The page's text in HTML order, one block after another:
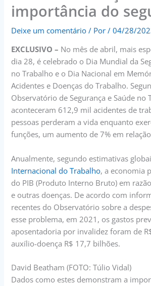
importância do
Deixe um comentário / Por/04/28/
EXCLUSIVO – No mês de abril, mais
dia 28, é celebrado o Dia Mundial da
no Trabalho e o Dia Nacional em
Acidentes e Doenças do Trabalho.
Observatório de Segurança e Saúde no
aconteceram 612,9 mil acidentes de
pessoas perderam a vida enquanto
funções, um aumento de 7% em
Anualmente, segundo estimativas
Internacional do Trabalho, a economia
do PIB (Produto Interno Bruto) em
e outras doenças. De acordo com
recentes do Observatório sobre a
esse problema, em 2021, os gastos
aposentadoria por invalidez foram de
auxílio-doença R$ 17,7 bilhões.
David Beatham (FOTO: Túlio Vidal)
Dados como estes demonstram a